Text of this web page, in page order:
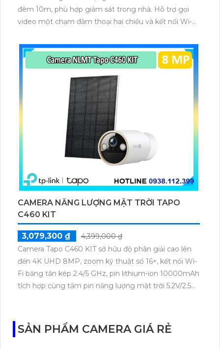
đêm 10m, phù hợp giám sát trong nhà. Hỗ trợ gọi
video một chạm đàm thoại hai chiều và kết nối Wi-Fi
microSD tối đa 256GB hoặc lưu đám mây dễ lắp đặt
cho gia đình và văn phòng nhỏ.
CAMERA NĂNG LƯỢNG MẶT TRỜI TAPO
C460 KIT
3,079,300 ₫
4,399,000 ₫
Camera Tapo C460 KIT sở hữu độ phân giải cao lên
đến 4K UHD 8MP, zoom kỹ thuật số 16×, kết nối Wi-
Fi băng tần kép 2.4/5 GHz, pin lithium-ion 10000mAh
tích hợp cùng tấm pin năng lượng mặt trời 5.2V/2.5W.
SẢN PHẨM CAMERA GIÁ RẺ